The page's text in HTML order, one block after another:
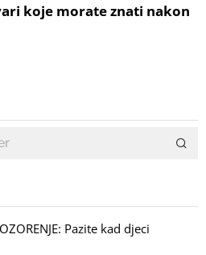
koje morate znati nakon
Pazite kad djeci